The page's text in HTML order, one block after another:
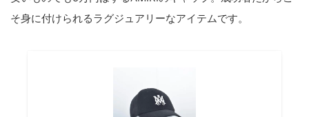
そ身に付けられるラグジュアリーなアイテムです。